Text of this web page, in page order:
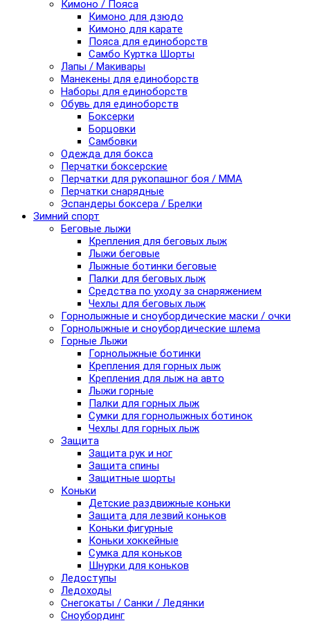
Кимоно / Пояса
Кимоно для дзюдо
Кимоно для карате
Пояса для единоборств
Самбо Куртка Шорты
Лапы / Макивары
Манекены для единоборств
Наборы для единоборств
Обувь для единоборств
Боксерки
Борцовки
Самбовки
Одежда для бокса
Перчатки боксерские
Перчатки для рукопашног боя / ММА
Перчатки снарядные
Эспандеры боксера / Брелки
Зимний спорт
Беговые лыжи
Крепления для беговых лыж
Лыжи беговые
Лыжные ботинки беговые
Палки для беговых лыж
Средства по уходу за снаряжением
Чехлы для беговых лыж
Горнолыжные и сноубордические маски / очки
Горнолыжные и сноубордические шлема
Горные Лыжи
Горнолыжные ботинки
Крепления для горных лыж
Крепления для лыж на авто
Лыжи горные
Палки для горных лыж
Сумки для горнолыжных ботинок
Чехлы для горных лыж
Защита
Защита рук и ног
Защита спины
Защитные шорты
Коньки
Детские раздвижные коньки
Защита для лезвий коньков
Коньки фигурные
Коньки хоккейные
Сумка для коньков
Шнурки для коньков
Ледоступы
Ледоходы
Снегокаты / Санки / Ледянки
Сноубординг